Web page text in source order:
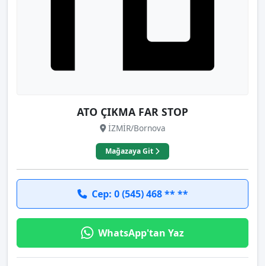
ATO ÇIKMA FAR STOP
İZMİR/Bornova
Mağazaya Git
Cep: 0 (545) 468 ** **
WhatsApp'tan Yaz